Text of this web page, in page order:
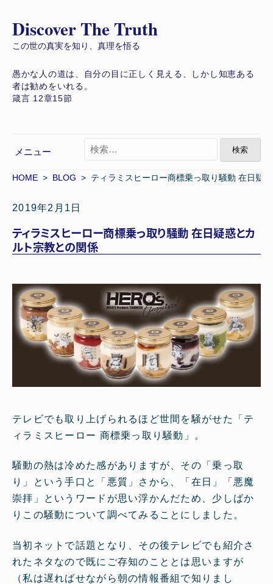
コ
ン
ン
ツ
ッ
プ
Discover The Truth
この世の真実を知り、真理を悟る
愚かな人の道は、自分の目に正しく見える、しかし知恵ある
者は勧めをいれる。
箴言 12章15節
メニュー
索
HOME > BLOG > ティラミスヒーロー商標乗っ取り騒動 在日疑
2019年2月1日
ティラミスヒーロー商標乗っ取り騒動 在日疑惑とカ
ルト宗教との関係
テレビでも取り上げられるほど世間を騒がせた「テ
ィラミスヒーロー 商標乗っ取り騒動」。
騒動の熱は冷めた感がありますが、その「乗っ取
り」という手口と「悪質」さから、「在日」「悪魔
崇拝」というワードが思い浮かんだため、少しばか
りこの騒動について調べてみることにしました。
当初ネットで話題となり、その後テレビでも紹介さ
れたネタなので既にご存知のこととは思いますが
（私は遅ればせながら朝の情報番組で知りまし